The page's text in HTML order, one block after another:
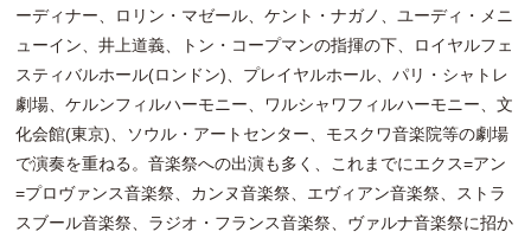
ーディナー、ロリン・マゼール、ケント・ナガノ、ユーディ・メニ
ューイン、井上道義、トン・コープマンの指揮の下、ロイヤルフェ
スティバルホール(ロンドン)、プレイヤルホール、パリ・シャトレ
劇場、ケルンフィルハーモニー、ワルシャワフィルハーモニー、文
化会館(東京)、ソウル・アートセンター、モスクワ音楽院等の劇場
で演奏を重ねる。音楽祭への出演も多く、これまでにエクス=アン
=プロヴァンス音楽祭、カンヌ音楽祭、エヴィアン音楽祭、ストラ
スブール音楽祭、ラジオ・フランス音楽祭、ヴァルナ音楽祭に招か